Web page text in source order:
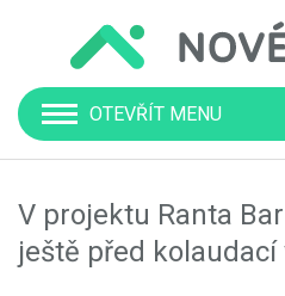
OTEVŘÍT MENU
V projektu Ranta
ještě před kolaudací